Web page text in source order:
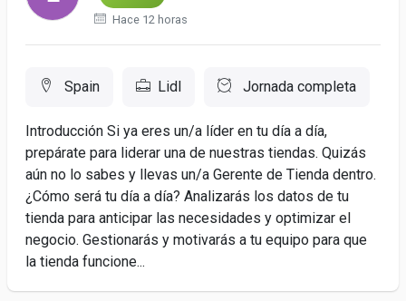
Hace 12 horas
Spain Lidl Jornada completa
Introducción Si ya eres un/a líder en tu día a día,
prepárate para liderar una de nuestras tiendas. Quizás
aún no lo sabes y llevas un/a Gerente de Tienda dentro.
¿Cómo será tu día a día? Analizarás los datos de tu
tienda para anticipar las necesidades y optimizar el
negocio. Gestionarás y motivarás a tu equipo para que
la tienda funcione...